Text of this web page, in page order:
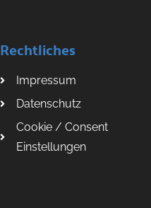
Rechtliches
Impressum
Datenschutz
Cookie / Consent
Einstellungen